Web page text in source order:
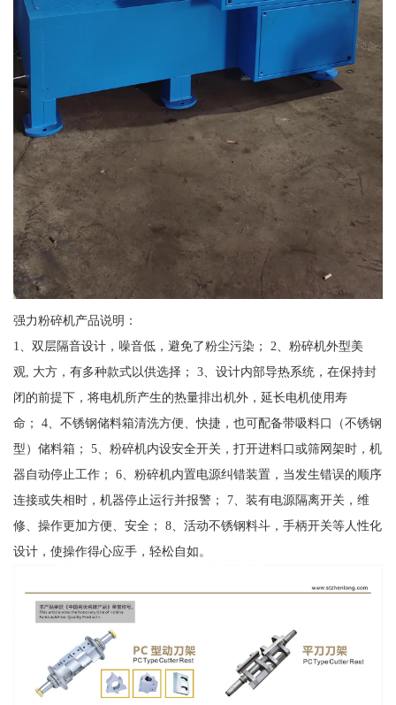
强力粉碎机产品说明：
1、双层隔音设计，噪音低，避免了粉尘污染； 2、粉碎机外型美
观, 大方，有多种款式以供选择； 3、设计内部导热系统，在保持封
闭的前提下，将电机所产生的热量排出机外，延长电机使用寿
命； 4、不锈钢储料箱清洗方便、快捷，也可配备带吸料口（不锈钢
型）储料箱； 5、粉碎机内设安全开关，打开进料口或筛网架时，机
器自动停止工作； 6、粉碎机内置电源纠错装置，当发生错误的顺序
连接或失相时，机器停止运行并报警； 7、装有电源隔离开关，维
修、操作更加方便、安全； 8、活动不锈钢料斗，手柄开关等人性化
设计，使操作得心应手，轻松自如。